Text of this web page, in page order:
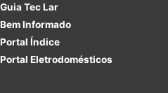
Guia Tec Lar
Bem Informado
Portal Índice
Portal Eletrodomésticos